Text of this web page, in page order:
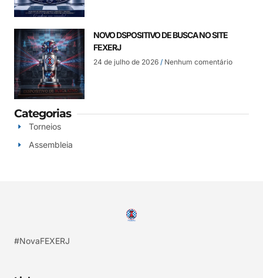
NOVO DSPOSITIVO DE BUSCA NO SITE
FEXERJ
24 de julho de 2026 Nenhum comentário
Categorias
Torneios
Assembleia
#NovaFEXERJ